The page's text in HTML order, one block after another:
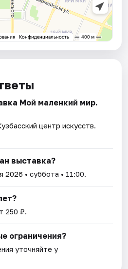
Мой маленкий мир.
центр искусств.
выставка?
2026 • суббота • 11:00.
250 ₽.
ограничения?
уточняйте у